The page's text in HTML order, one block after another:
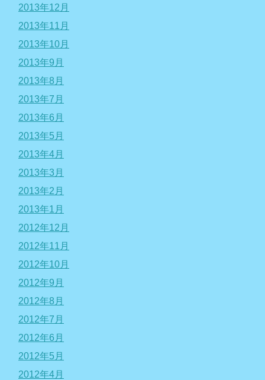
2013年12月
2013年11月
2013年10月
2013年9月
2013年8月
2013年7月
2013年6月
2013年5月
2013年4月
2013年3月
2013年2月
2013年1月
2012年12月
2012年11月
2012年10月
2012年9月
2012年8月
2012年7月
2012年6月
2012年5月
2012年4月